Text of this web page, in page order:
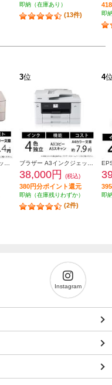
即納（在庫あり）
(13件) 即
3位
38,000円 (税込)
380円分ポイント還元
即納（在庫残りわずか）
(2件)
4
即
Instagram